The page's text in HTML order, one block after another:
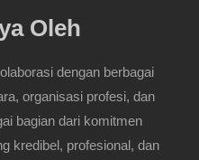
Oleh
dengan berbagai
organisasi profesi, dan
bagian dari komitmen
kredibel, profesional, dan